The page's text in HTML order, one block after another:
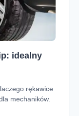
idealny
rękawice
mechaników.